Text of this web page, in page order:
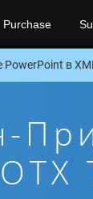
Purchase
в